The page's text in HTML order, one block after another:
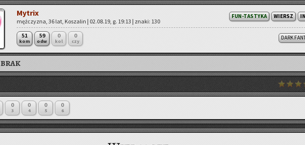
FUN-TASTYKA WIERSZ
My­trix
męż­czy­zna, 36 lat, Ko­sza­lin | 02.08.19, g. 19:13 | znaki: 130
51
kom
59
odw
0
kol
0
czy
DARK
BRAK
0
3
0
4
0
5
0
6